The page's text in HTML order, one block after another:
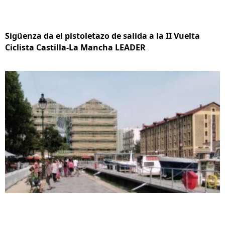
Sigüenza da el pistoletazo de salida a la II Vuelta
Ciclista Castilla-La Mancha LEADER